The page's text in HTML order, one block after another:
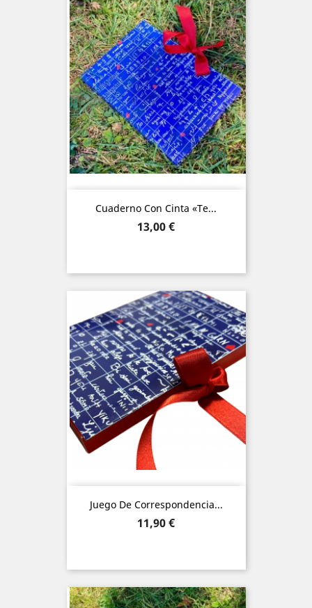
Cuaderno Con Cinta «Te...
Precio
13,00 €
Juego De Correspondencia...
Precio
11,90 €